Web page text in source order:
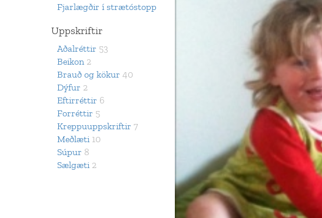
Fjarlægðir í strætóstopp
Uppskriftir
Aðalréttir 53
Beikon 2
Brauð og kökur 40
Dýfur 2
Eftirréttir 6
Forréttir 5
Kreppuuppskriftir 7
Meðlæti 10
Súpur 8
Sælgæti 2